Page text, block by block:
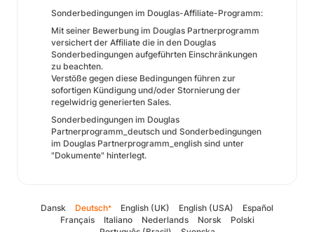
Sonderbedingungen im Douglas-Affiliate-Programm:
Mit seiner Bewerbung im Douglas Partnerprogramm
versichert der Affiliate die in den Douglas
Sonderbedingungen aufgeführten Einschränkungen
zu beachten.
Verstöße gegen diese Bedingungen führen zur
sofortigen Kündigung und/oder Stornierung der
regelwidrig generierten Sales.
Sonderbedingungen im Douglas
Partnerprogramm_deutsch und Sonderbedingungen
im Douglas Partnerprogramm_english sind unter
"Dokumente" hinterlegt.
Dansk Deutsch* English (UK) English (USA)
Español
Français
Italiano Nederlands Norsk
Polski